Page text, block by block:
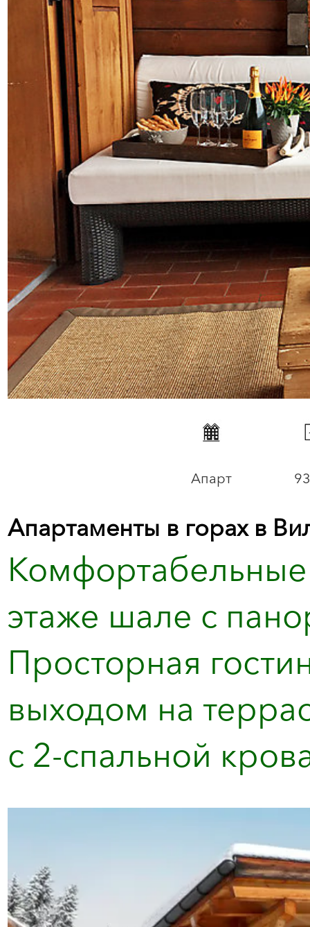
Апарт
Апартаменты в горах в
этаже шале с
Просторная
выходом на
с 2-спальной